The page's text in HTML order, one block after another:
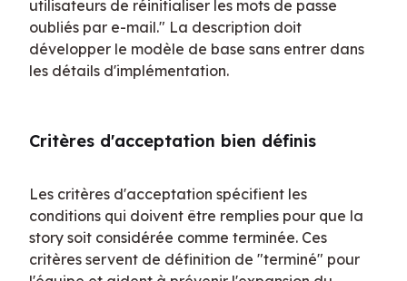
utilisateurs de réinitialiser les mots de passe
oubliés par e-mail." La description doit
développer le modèle de base sans entrer dans
les détails d'implémentation.
Critères d'acceptation bien définis
Les critères d'acceptation spécifient les
conditions qui doivent être remplies pour que la
story soit considérée comme terminée. Ces
critères servent de définition de "terminé" pour